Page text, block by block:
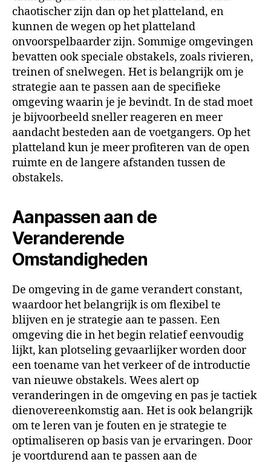
chaotischer zijn dan op het platteland, en
kunnen de wegen op het platteland
onvoorspelbaarder zijn. Sommige omgevingen
bevatten ook speciale obstakels, zoals rivieren,
treinen of snelwegen. Het is belangrijk om je
strategie aan te passen aan de specifieke
omgeving waarin je je bevindt. In de stad moet
je bijvoorbeeld sneller reageren en meer
aandacht besteden aan de voetgangers. Op het
platteland kun je meer profiteren van de open
ruimte en de langere afstanden tussen de
obstakels.
Aanpassen aan de
Veranderende
Omstandigheden
De omgeving in de game verandert constant,
waardoor het belangrijk is om flexibel te
blijven en je strategie aan te passen. Een
omgeving die in het begin relatief eenvoudig
lijkt, kan plotseling gevaarlijker worden door
een toename van het verkeer of de introductie
van nieuwe obstakels. Wees alert op
veranderingen in de omgeving en pas je tactiek
dienovereenkomstig aan. Het is ook belangrijk
om te leren van je fouten en je strategie te
optimaliseren op basis van je ervaringen. Door
je voortdurend aan te passen aan de